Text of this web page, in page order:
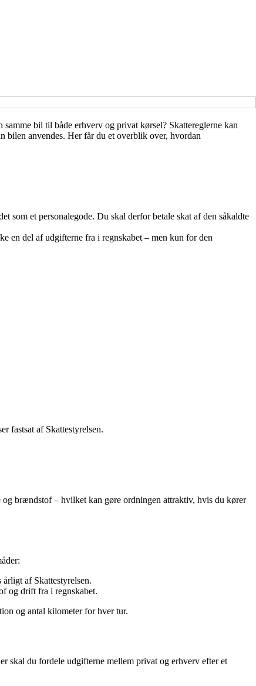
bil til både erhverv og privat kørsel? Skattereglerne kan
bilen anvendes. Her får du et overblik over, hvordan
som et personalegode. Du skal derfor betale skat af den såkaldte
en del af udgifterne fra i regnskabet – men kun for den
fastsat af Skattestyrelsen.
brændstof – hvilket kan gøre ordningen attraktiv, hvis du kører
af Skattestyrelsen.
og drift fra i regnskabet.
og antal kilometer for hver tur.
skal du fordele udgifterne mellem privat og erhverv efter et